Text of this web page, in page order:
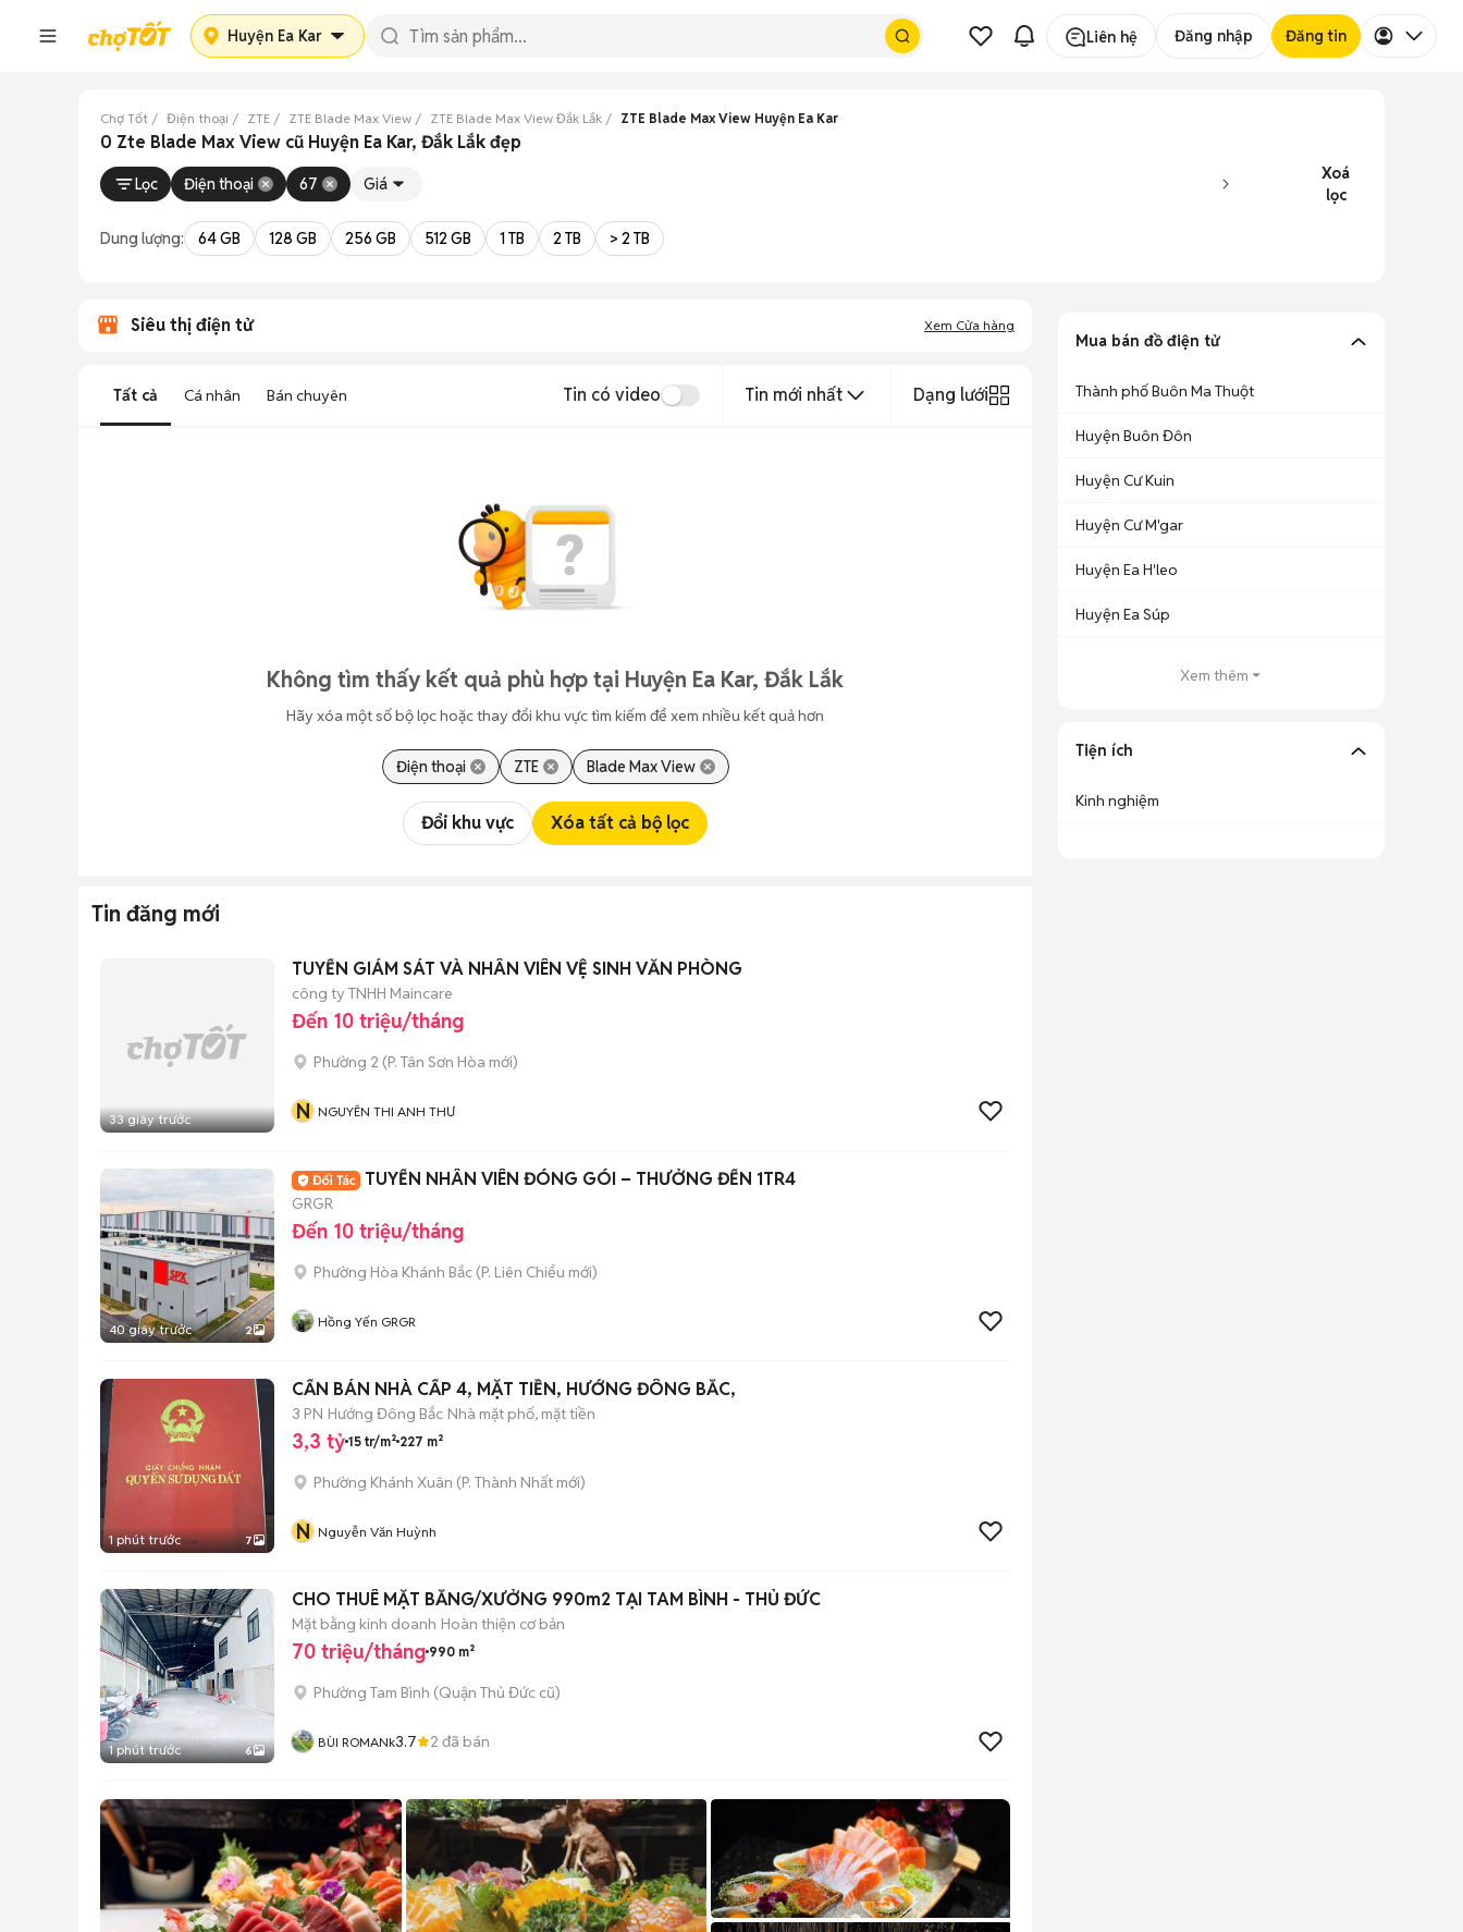
Huyện Ea Kar Liên hệ Đăng nhập Đăng tin
Chợ Tốt Điện thoại ZTE ZTE Blade Max View ZTE Blade Max View Đắk Lắk ZTE Blade Max View Huyện Ea Kar
0 Zte Blade Max View cũ Huyện Ea Kar, Đắk Lắk đẹp
Lọc Điện thoại 67 Giá
Xoá
lọc
Dung lượng: 64 GB 128 GB 256 GB 512 GB 1 TB 2 TB > 2 TB
Siêu thị điện tử Xem Cửa hàng
Tất cả Cá nhân Bán chuyên Tin có video Tin mới nhất Dạng lưới
Không tìm thấy kết quả phù hợp tại Huyện Ea Kar, Đắk Lắk
Hãy xóa một số bộ lọc hoặc thay đổi khu vực tìm kiếm để xem nhiều kết quả hơn
Điện thoại ZTE Blade Max View
Đổi khu vực Xóa tất cả bộ lọc
Tin đăng mới
33 giây trước
TUYỂN GIÁM SÁT VÀ NHÂN VIÊN VỆ SINH VĂN PHÒNG
công ty TNHH Maincare
Đến 10 triệu/tháng
Phường 2 (P. Tân Sơn Hòa mới)
N NGUYÊN THI ANH THƯ
40 giây trước 2
TUYỂN NHÂN VIÊN ĐÓNG GÓI – THƯỞNG ĐẾN 1TR4
GRGR
Đến 10 triệu/tháng
Phường Hòa Khánh Bắc (P. Liên Chiểu mới)
Hồng Yến GRGR
1 phút trước 7
CẤN BÁN NHÀ CẤP 4, MẶT TIỀN, HƯỚNG ĐÔNG BẮC,
3 PN Hướng Đông Bắc Nhà mặt phố, mặt tiền
3,3 tỷ 15 tr/m² 227 m²
Phường Khánh Xuân (P. Thành Nhất mới)
N Nguyễn Văn Huỳnh
1 phút trước 6
CHO THUÊ MẶT BẰNG/XƯỞNG 990m2 TẠI TAM BÌNH - THỦ ĐỨC
Mặt bằng kinh doanh Hoàn thiện cơ bản
70 triệu/tháng 990 m²
Phường Tam Bình (Quận Thủ Đức cũ)
BÙI ROMANk3.7 2 đã bán
Mua bán đồ điện tử
Thành phố Buôn Ma Thuột
Huyện Buôn Đôn
Huyện Cư Kuin
Huyện Cư M'gar
Huyện Ea H'leo
Huyện Ea Súp
Xem thêm
Tiện ích
Kinh nghiệm